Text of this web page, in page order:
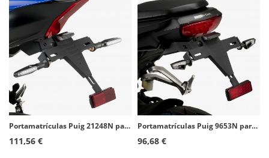
Portamatrículas Puig 21248N para Yamaha YZF-R7 (22-25)
111,56 €
Portamatrículas Puig 9653N para Honda CB125/300R Neo Sports Cafe (18-26)
96,68 €